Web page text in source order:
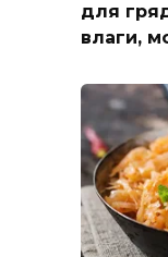
для
влаги,